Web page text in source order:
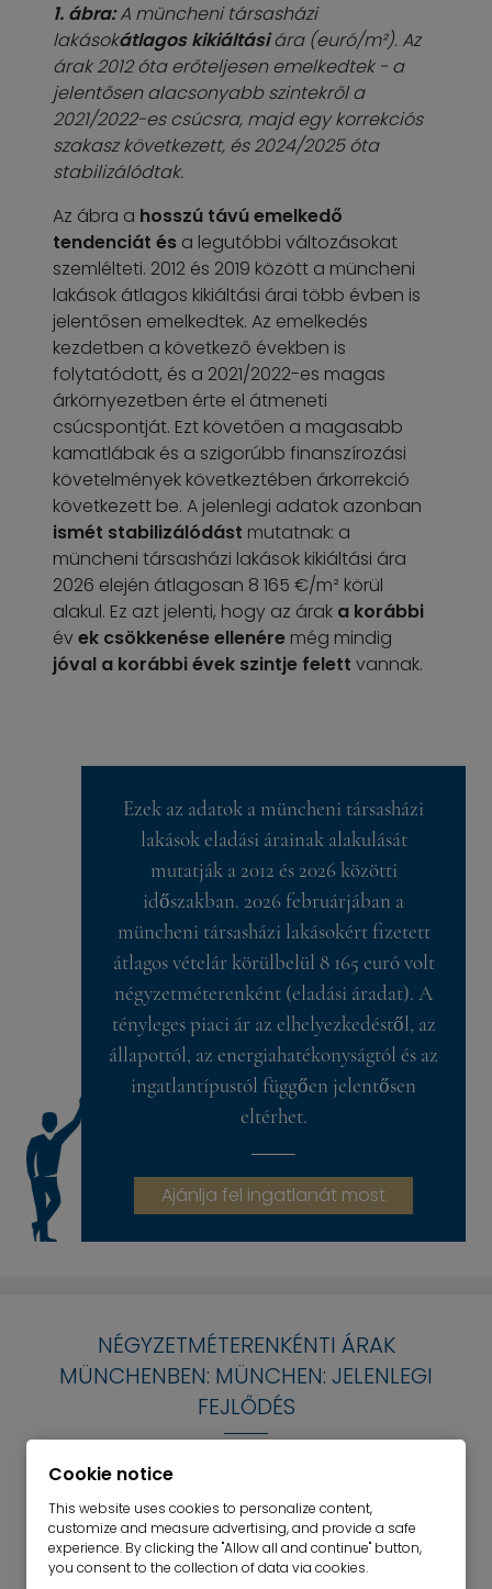
1. ábra:A müncheni társasházi
lakásokátlagos kikiáltásiára (euró/m²). Az
árak 2012 óta erőteljesen emelkedtek - a
jelentősen alacsonyabb szintekről a
2021/2022-es csúcsra, majd egy korrekciós
szakasz következett, és 2024/2025 óta
stabilizálódtak.
Az ábra a hosszú távú emelkedő
tendenciát és a legutóbbi változásokat
szemlélteti. 2012 és 2019 között a müncheni
lakások átlagos kikiáltási árai több évben is
jelentősen emelkedtek. Az emelkedés
kezdetben a következő években is
folytatódott, és a 2021/2022-es magas
árkörnyezetben érte el átmeneti
csúcspontját. Ezt követően a magasabb
kamatlábak és a szigorúbb finanszírozási
követelmények következtében árkorrekció
következett be. A jelenlegi adatok azonban
ismét stabilizálódást mutatnak: a
müncheni társasházi lakások kikiáltási ára
2026 elején átlagosan 8 165 €/m² körül
alakul. Ez azt jelenti, hogy az árak a korábbi
évek csökkenése ellenére még mindig
jóval a korábbi évek szintje felett vannak.
Ezek az adatok a müncheni társasházi
lakások eladási árainak alakulását
mutatják a 2012 és 2026 közötti
időszakban. 2026 februárjában a
müncheni társasházi lakásokért fizetett
átlagos vételár körülbelül 8 165 euró volt
négyzetméterenként (eladási áradat). A
tényleges piaci ár az elhelyezkedéstől, az
állapottól, az energiahatékonyságtól és az
ingatlantípustól függően jelentősen
eltérhet.
Ajánlja fel ingatlanát most
NÉGYZETMÉTERENKÉNTI ÁRAK
MÜNCHENBEN: MÜNCHEN: JELENLEGI
FEJLŐDÉS
A müncheni négyzetméterárakat a vevők és a
referenciaértékként az ingatlanok értékbecslésénél.
A müncheni kerületek átlagos értékei azonban nem
alkalmasak arra, hogy biztosan meghatározzák,
Cookie notice
This website uses cookies to personalize content,
customize and measure advertising, and provide a safe
experience. By clicking the "Allow all and continue" button,
you consent to the collection of data via cookies.